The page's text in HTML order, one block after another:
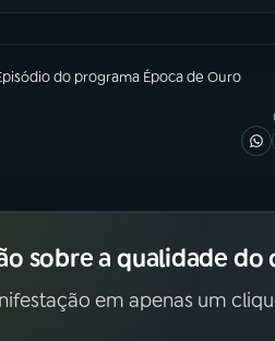
do programa Época de Ouro
sobre a qualidade
em apenas um